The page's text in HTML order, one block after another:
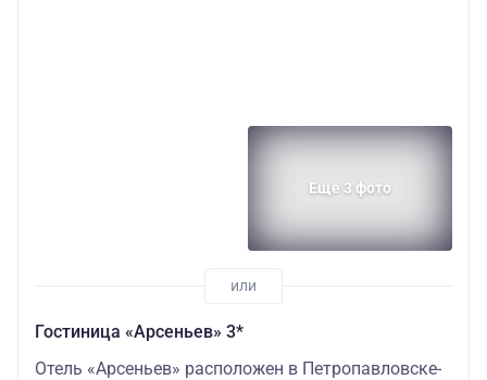
Еще 3 фото
Гостиница «Арсеньев» 3*
Отель «Арсеньев» расположен в Петропавловске-